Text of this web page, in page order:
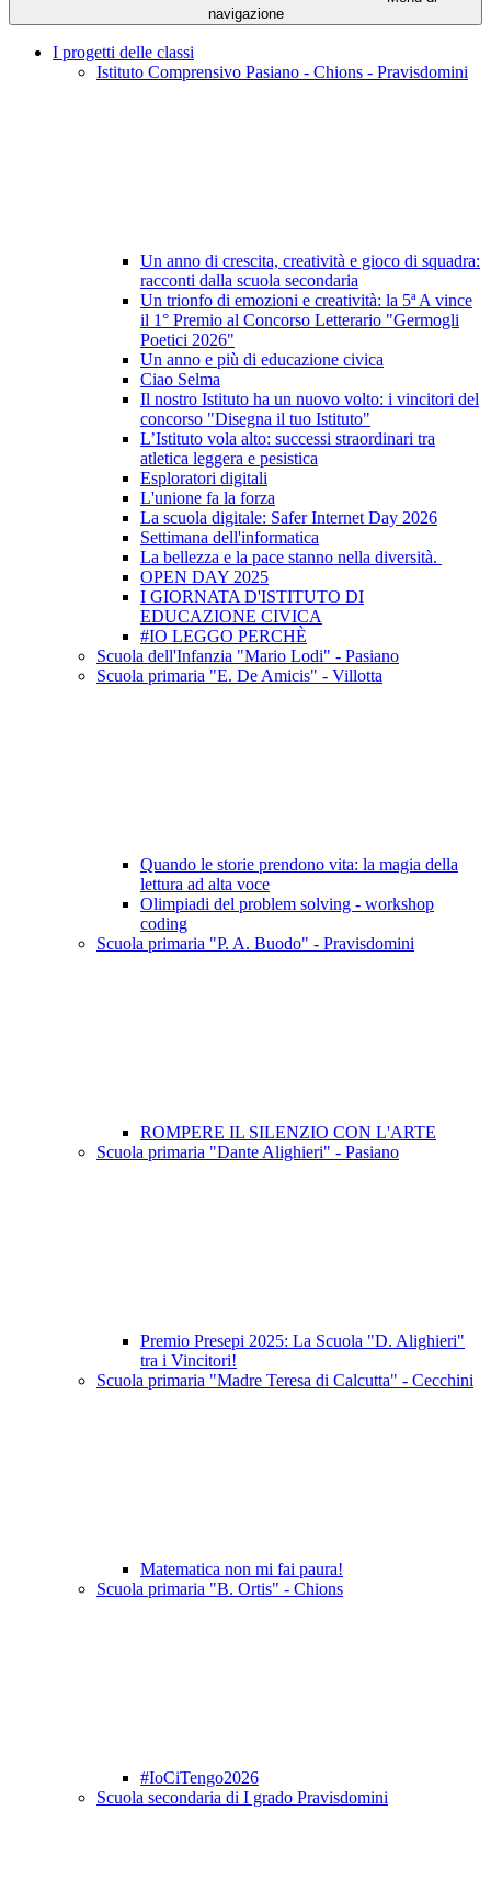
navigazione
I progetti delle classi
Istituto Comprensivo Pasiano - Chions - Pravisdomini
Un anno di crescita, creatività e gioco di squadra:
racconti dalla scuola secondaria
Un trionfo di emozioni e creatività: la 5ª A vince
il 1° Premio al Concorso Letterario "Germogli
Poetici 2026"
Un anno e più di educazione civica
Ciao Selma
Il nostro Istituto ha un nuovo volto: i vincitori del
concorso "Disegna il tuo Istituto"
L’Istituto vola alto: successi straordinari tra
atletica leggera e pesistica
Esploratori digitali
L'unione fa la forza
La scuola digitale: Safer Internet Day 2026
Settimana dell'informatica
La bellezza e la pace stanno nella diversità.
OPEN DAY 2025
I GIORNATA D'ISTITUTO DI
EDUCAZIONE CIVICA
#IO LEGGO PERCHÈ
Scuola dell'Infanzia "Mario Lodi" - Pasiano
Scuola primaria "E. De Amicis" - Villotta
Quando le storie prendono vita: la magia della
lettura ad alta voce
Olimpiadi del problem solving - workshop
coding
Scuola primaria "P. A. Buodo" - Pravisdomini
ROMPERE IL SILENZIO CON L'ARTE
Scuola primaria "Dante Alighieri" - Pasiano
Premio Presepi 2025: La Scuola "D. Alighieri"
tra i Vincitori!
Scuola primaria "Madre Teresa di Calcutta" - Cecchini
Matematica non mi fai paura!
Scuola primaria "B. Ortis" - Chions
#IoCiTengo2026
Scuola secondaria di I grado Pravisdomini